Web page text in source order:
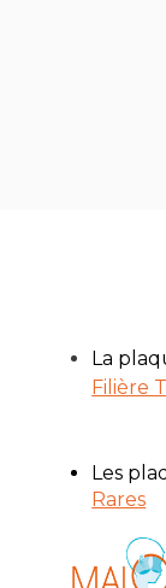
La
Filière
Les
Rares